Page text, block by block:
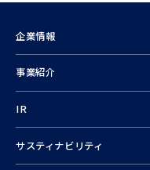
企業情報
事業紹介
IR
サスティナビリティ